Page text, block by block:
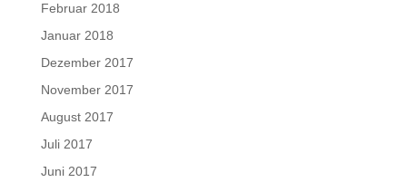
Februar 2018
Januar 2018
Dezember 2017
November 2017
August 2017
Juli 2017
Juni 2017